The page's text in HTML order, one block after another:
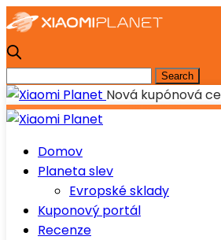
Nová kupónová
Domov
Planeta slev
Evropské sklady
Kuponový portál
Recenze